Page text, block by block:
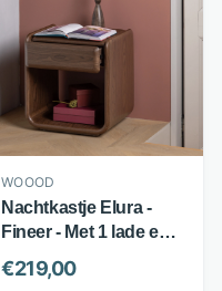
WOOOD
Nachtkastje Elura -
Fineer - Met 1 lade en
afgeronde hoeken -
Bruin - WOOOD
€219,00